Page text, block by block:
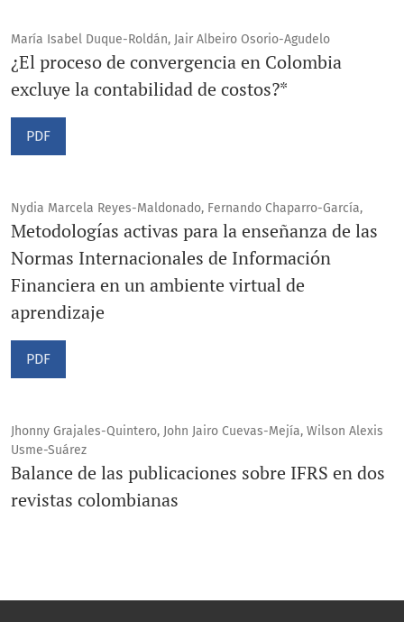
María Isabel Duque-Roldán, Jair Albeiro Osorio-Agudelo
¿El proceso de convergencia en Colombia
excluye la contabilidad de costos?*
PDF
Nydia Marcela Reyes-Maldonado, Fernando Chaparro-García,
Metodologías activas para la enseñanza de las
Normas Internacionales de Información
Financiera en un ambiente virtual de
aprendizaje
PDF
Jhonny Grajales-Quintero, John Jairo Cuevas-Mejía, Wilson Alexis
Usme-Suárez
Balance de las publicaciones sobre IFRS en dos
revistas colombianas